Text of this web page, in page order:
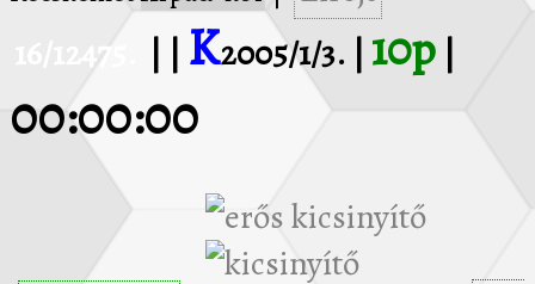
16/12475.
K2005/1/3. | 10p
00:00:00